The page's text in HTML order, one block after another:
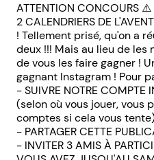
ATTENTION CONCOURS ⚠️
2 CALENDRIERS DE
! Tellement prisé, qu'on a
deux !!! Mais au lieu de
de vous les faire gagner !
gagnant Instagram ! Pour
- SUIVRE NOTRE COMPTE
(selon où vous jouer, vous
comptes si cela vous
- PARTAGER CETTE
- INVITER 3 AMIS À